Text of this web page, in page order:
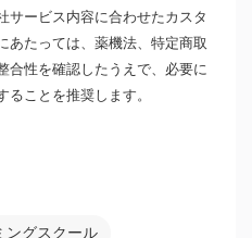
サービス内容に合わせたカスタ
あたっては、薬機法、特定商取
合性を確認したうえで、必要に
ことを推奨します。
ングスクール